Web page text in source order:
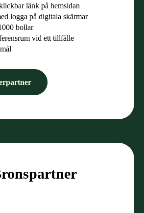
länk på hemsidan
logga på digitala skärmar
bollar
vid ett tillfälle